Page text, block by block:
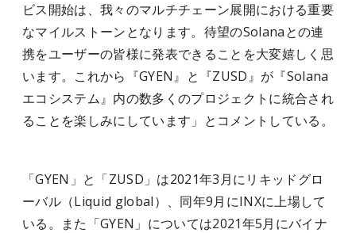
ビス開始は、我々のマルチチェーン展開における重要
なマイルストーンとなります。待望のSolanaとの連
携をユーザーの皆様に発表できることを大変嬉しく思
います。これから『GYEN』と『ZUSD』が『Solana
エコシステム』内の数多くのプロジェクトに統合され
ることを楽しみにしています」とコメントしている。
「GYEN」と「ZUSD」は2021年3月にリキッドグロ
ーバル（Liquid global）、同年9月にINXに上場して
いる。また「GYEN」については2021年5月にバイナ